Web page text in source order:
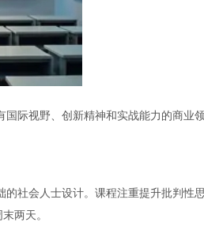
际视野、创新精神和实战能力的商业
社会人士设计。课程注重提升批判性
两天。